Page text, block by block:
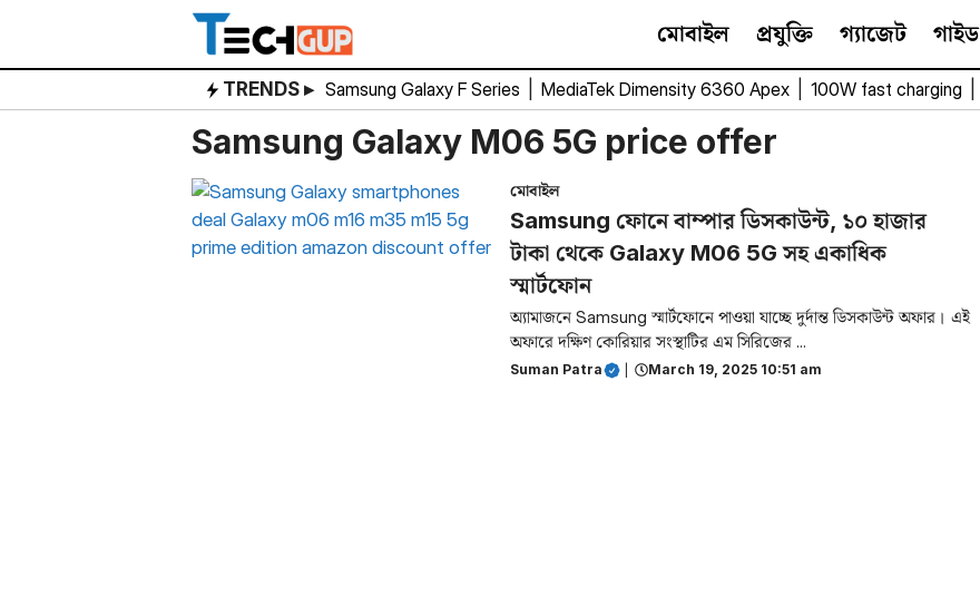
content
মোবাইল প্রযুক্তি গ্যাজেট গাইড
TRENDS ▸ Samsung Galaxy F Series MediaTek Dimensity 6360 Apex 100W fast charging
Samsung Galaxy M06 5G price offer
মোবাইল
Samsung ফোনে বাম্পার ডিসকাউন্ট, ১০ হাজার
টাকা থেকে Galaxy M06 5G সহ একাধিক
স্মার্টফোন
অ্যামাজনে Samsung স্মার্টফোনে পাওয়া যাচ্ছে দুর্দান্ত ডিসকাউন্ট অফার। এই
অফারে দক্ষিণ কোরিয়ার সংস্থাটির এম সিরিজের ...
Suman Patra March 19, 2025 10:51 am